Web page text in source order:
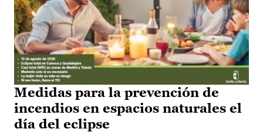
Medidas para la prevención de
incendios en espacios naturales el
día del eclipse